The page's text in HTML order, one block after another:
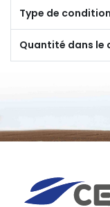
Type de
Quantité dans le